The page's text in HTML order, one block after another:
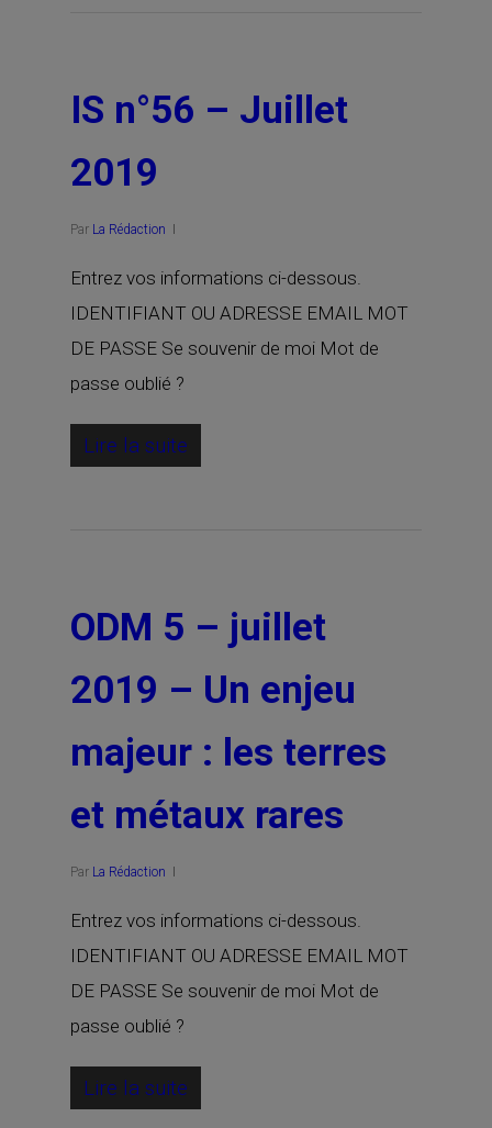
IS n°56 – Juillet
2019
Par La Rédaction
Entrez vos informations ci-dessous.
IDENTIFIANT OU ADRESSE EMAIL MOT
DE PASSE Se souvenir de moi Mot de
passe oublié ?
Lire la suite
ODM 5 – juillet
2019 – Un enjeu
majeur : les terres
et métaux rares
Par La Rédaction
Entrez vos informations ci-dessous.
IDENTIFIANT OU ADRESSE EMAIL MOT
DE PASSE Se souvenir de moi Mot de
passe oublié ?
Lire la suite